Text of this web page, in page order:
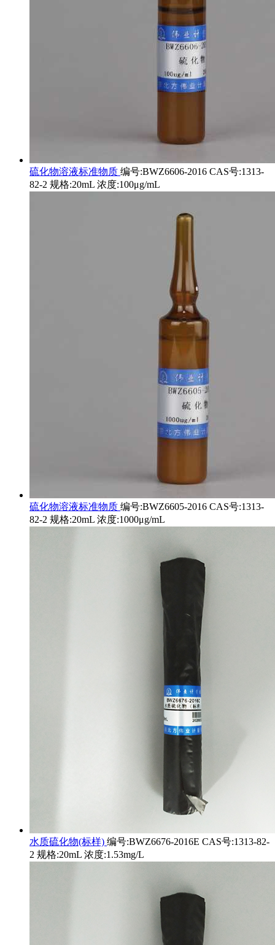
硫化物溶液标准物质 编号:BWZ6606-2016 CAS号:1313-
82-2 规格:20mL 浓度:100μg/mL
硫化物溶液标准物质 编号:BWZ6605-2016 CAS号:1313-
82-2 规格:20mL 浓度:1000μg/mL
水质硫化物(标样) 编号:BWZ6676-2016E CAS号:1313-82-
2 规格:20mL 浓度:1.53mg/L